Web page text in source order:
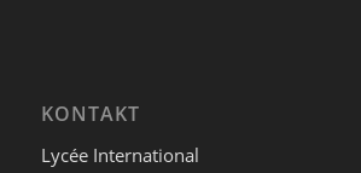
KONTAKT
Lycée International